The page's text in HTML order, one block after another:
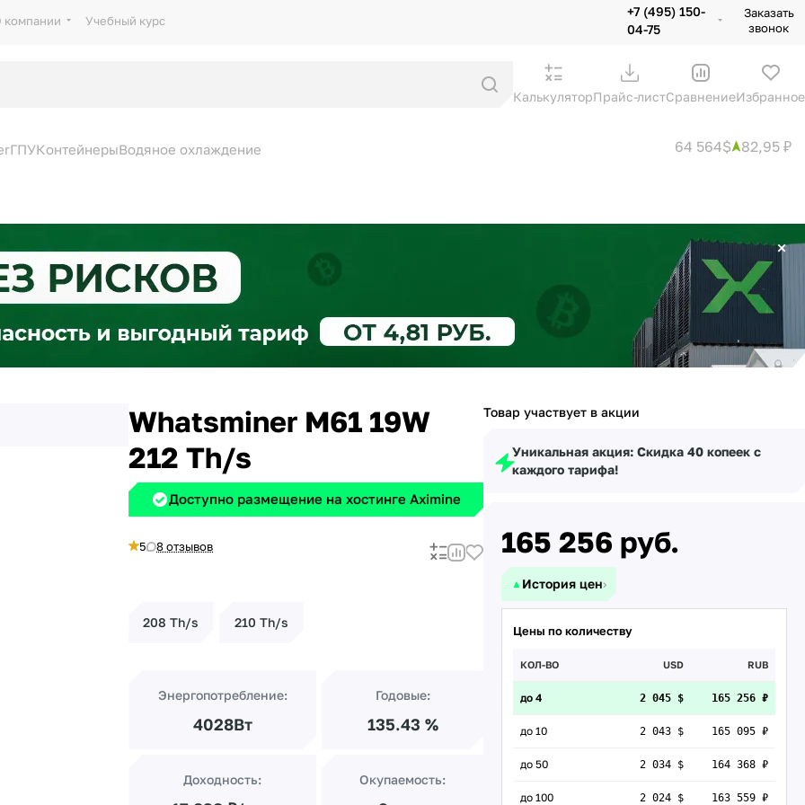
компании Учебный курс
+7 (495) 150-
04-75
Заказать
звонок
КалькуляторПрайс-листСравнениеИзбранное
ГПУКонтейнерыВодяное охлаждение 64 564$ 82,95 ₽
×
Whatsminer M61 19W
212 Th/s
Доступно размещение на хостинге Aximine
5 8 отзывов
208 Th/s 210 Th/s
Энергопотребление:
4028Вт
Годовые:
135.43 %
Доходность: Окупаемость:
Товар участвует в акции
Уникальная акция: Скидка 40 копеек с
каждого тарифа!
165 256 руб.
▲ История цен›
Цены по количеству
КОЛ-ВО USD RUB
до 4 2 045 $ 165 256 ₽
до 10 2 043 $ 165 095 ₽
до 50 2 034 $ 164 368 ₽
до 100 2 024 $ 163 559 ₽